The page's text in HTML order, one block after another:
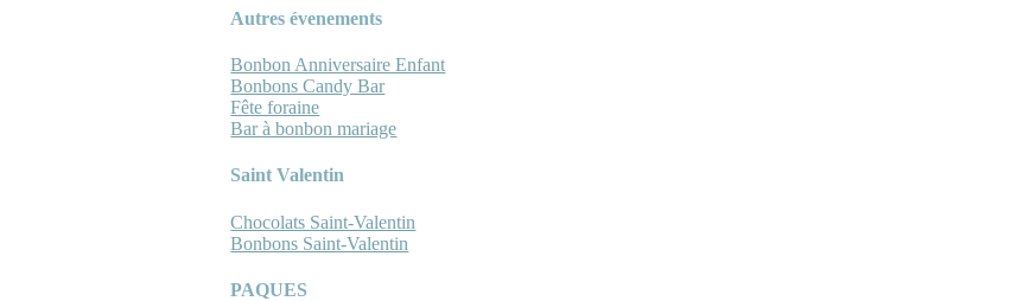
Autres évenements
Bonbon Anniversaire Enfant
Bonbons Candy Bar
Fête foraine
Bar à bonbon mariage
Saint Valentin
Chocolats Saint-Valentin
Bonbons Saint-Valentin
PAQUES